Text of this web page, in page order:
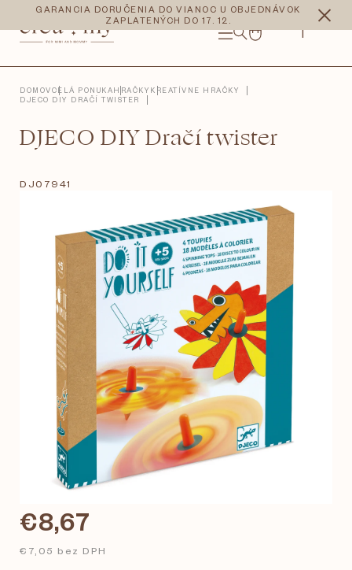
obsah
GARANCIA DORUČENIA DO VIANOC U OBJEDNÁVOK
ZAPLATENÝCH DO 17. 12.
NÁKUPNÝ
CZK EUR
DOMOVCELÁ PONUKAHRAČKY KREATÍVNE HRAČKY
DJECO DIY DRAČÍ TWISTER
DJECO DIY Dračí twister
DJ07941
€8,67
€7,05 bez DPH